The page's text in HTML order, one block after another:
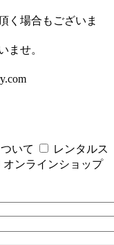
く場合もございま
ませ。
いて
レンタルス
オンラインショップ